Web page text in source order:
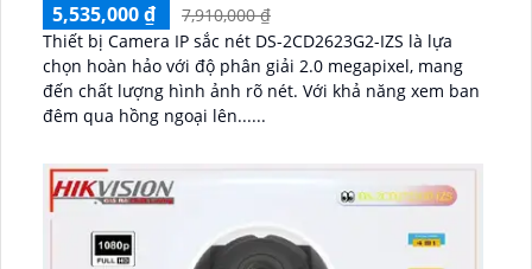
5,535,000 ₫
7,910,000 ₫
Thiết bị Camera IP sắc nét DS-2CD2623G2-IZS là lựa
chọn hoàn hảo với độ phân giải 2.0 megapixel, mang
đến chất lượng hình ảnh rõ nét. Với khả năng xem ban
đêm qua hồng ngoại lên......